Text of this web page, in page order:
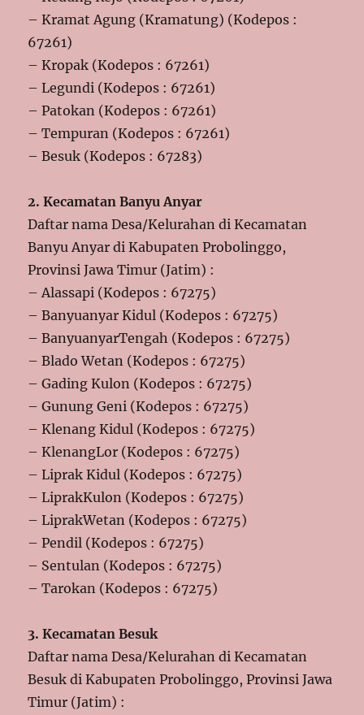
– Kramat Agung (Kramatung) (Kodepos :
67261)
– Kropak (Kodepos : 67261)
– Legundi (Kodepos : 67261)
– Patokan (Kodepos : 67261)
– Tempuran (Kodepos : 67261)
– Besuk (Kodepos : 67283)
2. Kecamatan Banyu Anyar
Daftar nama Desa/Kelurahan di Kecamatan
Banyu Anyar di Kabupaten Probolinggo,
Provinsi Jawa Timur (Jatim) :
– Alassapi (Kodepos : 67275)
– Banyuanyar Kidul (Kodepos : 67275)
– BanyuanyarTengah (Kodepos : 67275)
– Blado Wetan (Kodepos : 67275)
– Gading Kulon (Kodepos : 67275)
– Gunung Geni (Kodepos : 67275)
– Klenang Kidul (Kodepos : 67275)
– KlenangLor (Kodepos : 67275)
– Liprak Kidul (Kodepos : 67275)
– LiprakKulon (Kodepos : 67275)
– LiprakWetan (Kodepos : 67275)
– Pendil (Kodepos : 67275)
– Sentulan (Kodepos : 67275)
– Tarokan (Kodepos : 67275)
3. Kecamatan Besuk
Daftar nama Desa/Kelurahan di Kecamatan
Besuk di Kabupaten Probolinggo, Provinsi Jawa
Timur (Jatim) :